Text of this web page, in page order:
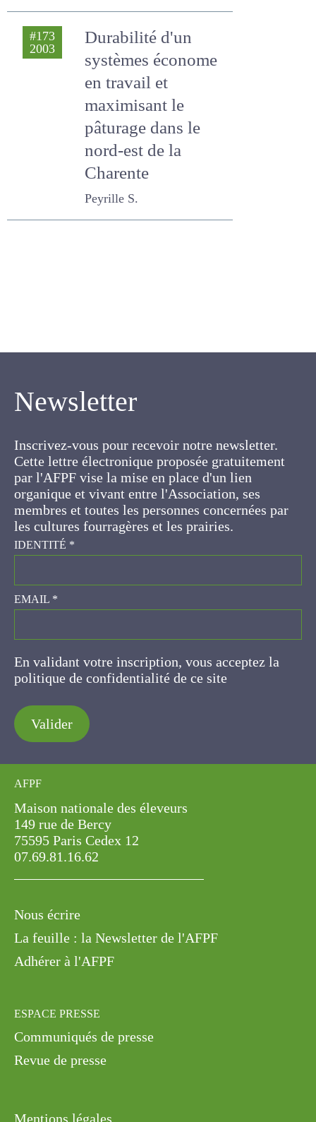
Peyrille S.
#173
Durabilité d'un
systèmes
économe en travail
et maximisant le
pâturage dans le
nord-est de la
Charente
Peyrille S.
Newsletter
Cette lettre électronique proposée
gratuitement par l'AFPF vise la mise en place
d'un lien organique et vivant entre l'Association,
ses membres et toutes les personnes
concernées par les cultures fourragères et les
prairies.
IDENTITÉ*
EMAIL*
En validant votre inscription, vous acceptez la
politique de confidentialité de ce site
Valider
AFPF
Maison nationale des éleveurs
149 rue de Bercy
75595 Paris Cedex 12
07.69.81.16.62
Nous écrire
La feuille : la Newsletter de l'AFPF
Adhérer à l'AFPF
ESPACE PRESSE
Communiqués de presse
Revue de presse